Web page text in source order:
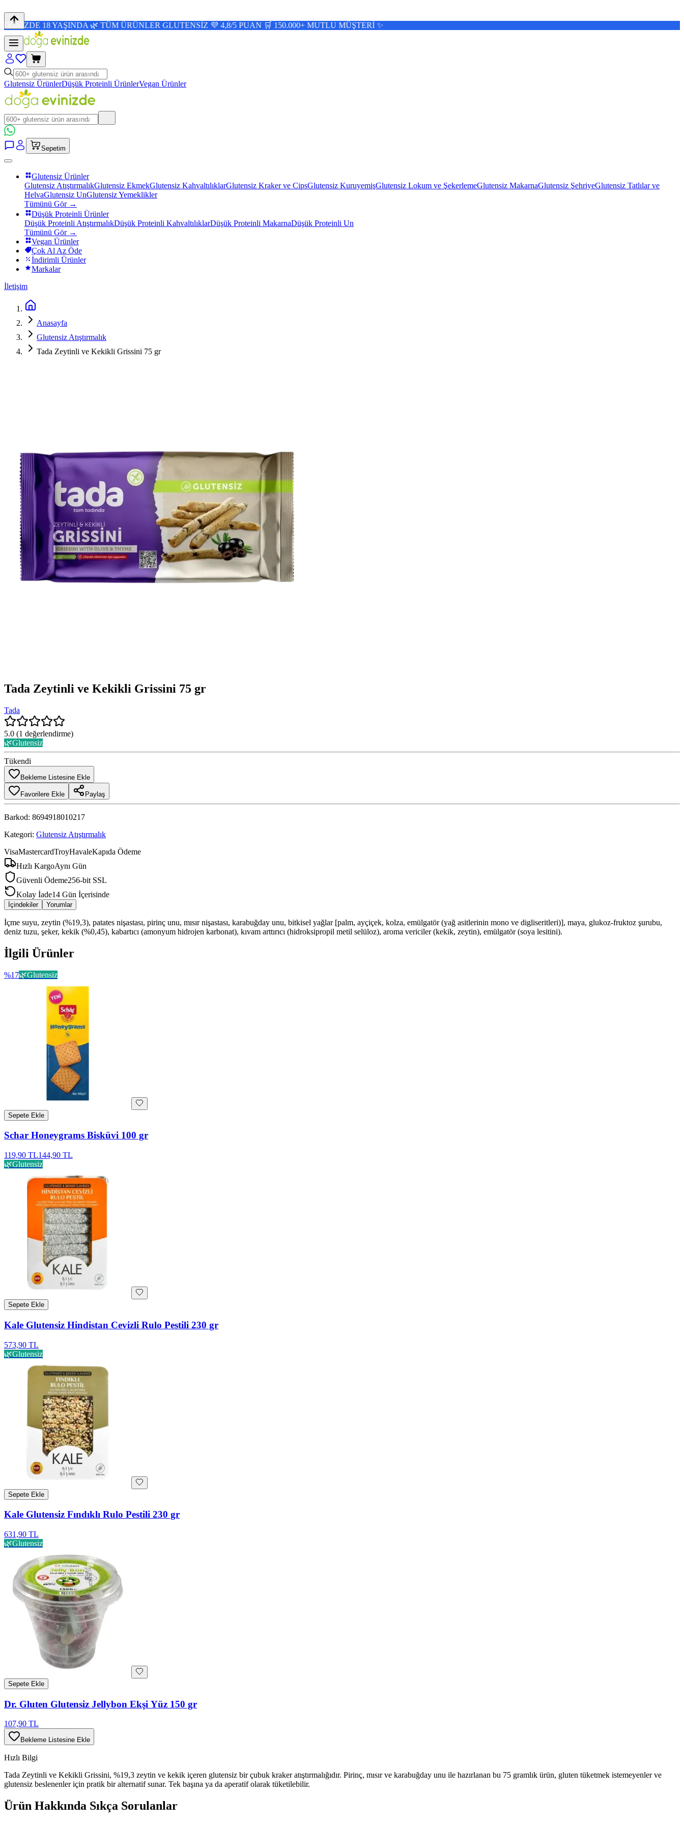
🌿 TÜM ÜRÜNLER GLUTENSİZ 💜 4,8/5 PUAN 🛒 150.000+ MUTLU MÜŞTERİ ✨
Glutensiz ÜrünlerDüşük Proteinli ÜrünlerVegan Ürünler
Sepetim
Glutensiz Ürünler
Glutensiz AtıştırmalıkGlutensiz EkmekGlutensiz KahvaltılıklarGlutensiz Kraker ve CipsGlutensiz KuruyemişGlutensiz Lokum ve ŞekerlemeGlutensiz MakarnaGlutensiz ŞehriyeGlutensiz Tatlılar ve
HelvaGlutensiz UnGlutensiz Yemeklikler
Tümünü Gör →
Düşük Proteinli Ürünler
Düşük Proteinli AtıştırmalıkDüşük Proteinli KahvaltılıklarDüşük Proteinli MakarnaDüşük Proteinli Un
Tümünü Gör →
Vegan Ürünler
Çok Al Az Öde
İndirimli Ürünler
Markalar
İletişim
Anasayfa
Glutensiz Atıştırmalık
Tada Zeytinli ve Kekikli Grissini 75 gr
Tada Zeytinli ve Kekikli Grissini 75 gr
Tada
5.0 (1 değerlendirme)
🌿Glutensiz
Tükendi
Bekleme Listesine Ekle
Favorilere Ekle Paylaş
Barkod: 8694918010217
Kategori: Glutensiz Atıştırmalık
VisaMastercardTroyHavaleKapıda Ödeme
Hızlı KargoAynı Gün
Güvenli Ödeme256-bit SSL
Kolay İade14 Gün İçerisinde
İçindekiler Yorumlar
İçme suyu, zeytin (%19,3), patates nişastası, pirinç unu, mısır nişastası, karabuğday unu, bitkisel yağlar [palm, ayçiçek, kolza, emülgatör (yağ asitlerinin mono ve digliseritleri)], maya, glukoz-fruktoz şurubu,
deniz tuzu, şeker, kekik (%0,45), kabartıcı (amonyum hidrojen karbonat), kıvam arttırıcı (hidroksipropil metil selüloz), aroma vericiler (kekik, zeytin), emülgatör (soya lesitini).
İlgili Ürünler
%17🌿Glutensiz
Sepete Ekle
Schar Honeygrams Bisküvi 100 gr
119,90 TL144,90 TL
🌿Glutensiz
Sepete Ekle
Kale Glutensiz Hindistan Cevizli Rulo Pestili 230 gr
573,90 TL
🌿Glutensiz
Sepete Ekle
Kale Glutensiz Fındıklı Rulo Pestili 230 gr
631,90 TL
🌿Glutensiz
Sepete Ekle
Dr. Gluten Glutensiz Jellybon Ekşi Yüz 150 gr
107,90 TL
Bekleme Listesine Ekle
Hızlı Bilgi
Tada Zeytinli ve Kekikli Grissini, %19,3 zeytin ve kekik içeren glutensiz bir çubuk kraker atıştırmalığıdır. Pirinç, mısır ve karabuğday unu ile hazırlanan bu 75 gramlık ürün, gluten tüketmek istemeyenler ve
glutensiz beslenenler için pratik bir alternatif sunar. Tek başına ya da aperatif olarak tüketilebilir.
Ürün Hakkında Sıkça Sorulanlar